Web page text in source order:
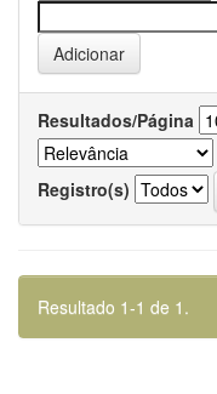
Resultados/Página
Registro(s)
Resultado 1-1 de 1.